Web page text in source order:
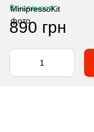
В наявності
890 грн